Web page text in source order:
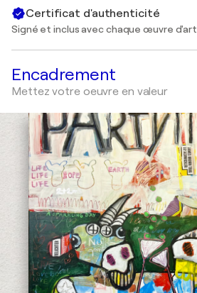
Certificat d'authenticité
Signé et inclus avec chaque œuvre d'art
Encadrement
Mettez votre oeuvre en valeur